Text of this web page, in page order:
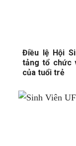
Điều lệ Hội
tảng tổ chức
của tuổi trẻ